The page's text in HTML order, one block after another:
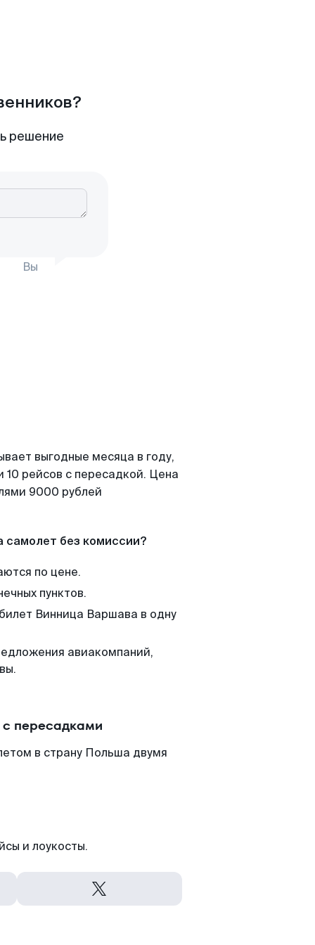
решение
Вы
выгодные месяца в году,
рейсов с пересадкой. Цена
9000 рублей
самолет без комиссии?
по цене.
пунктов.
Винница Варшава в одну
авиакомпаний,
пересадками
в страну Польша двумя
и лоукосты.